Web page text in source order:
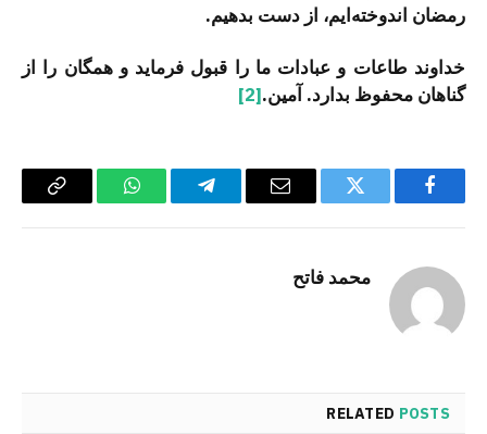
رمضان اندوخته‌ایم، از دست بدهیم.
خداوند طاعات و عبادات ما را قبول فرماید و همگان را از
گناهان محفوظ بدارد. آمین.[2]
Facebook
Twitter
Email
Telegram
WhatsApp
Copy
محمد فاتح
RELATED POSTS